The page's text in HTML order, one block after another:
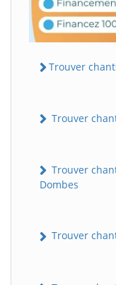
Trouver
Trouver
Trouver
Dombes
Trouver